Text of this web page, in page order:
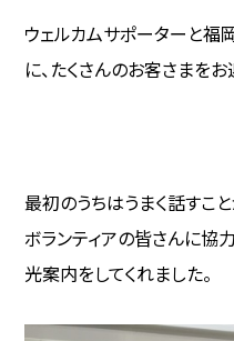
ウェルカムサポーターと福
に、たくさんのお客さまをお
最初のうちはうまく話すこ
ボランティアの皆さんに協
光案内をしてくれました。